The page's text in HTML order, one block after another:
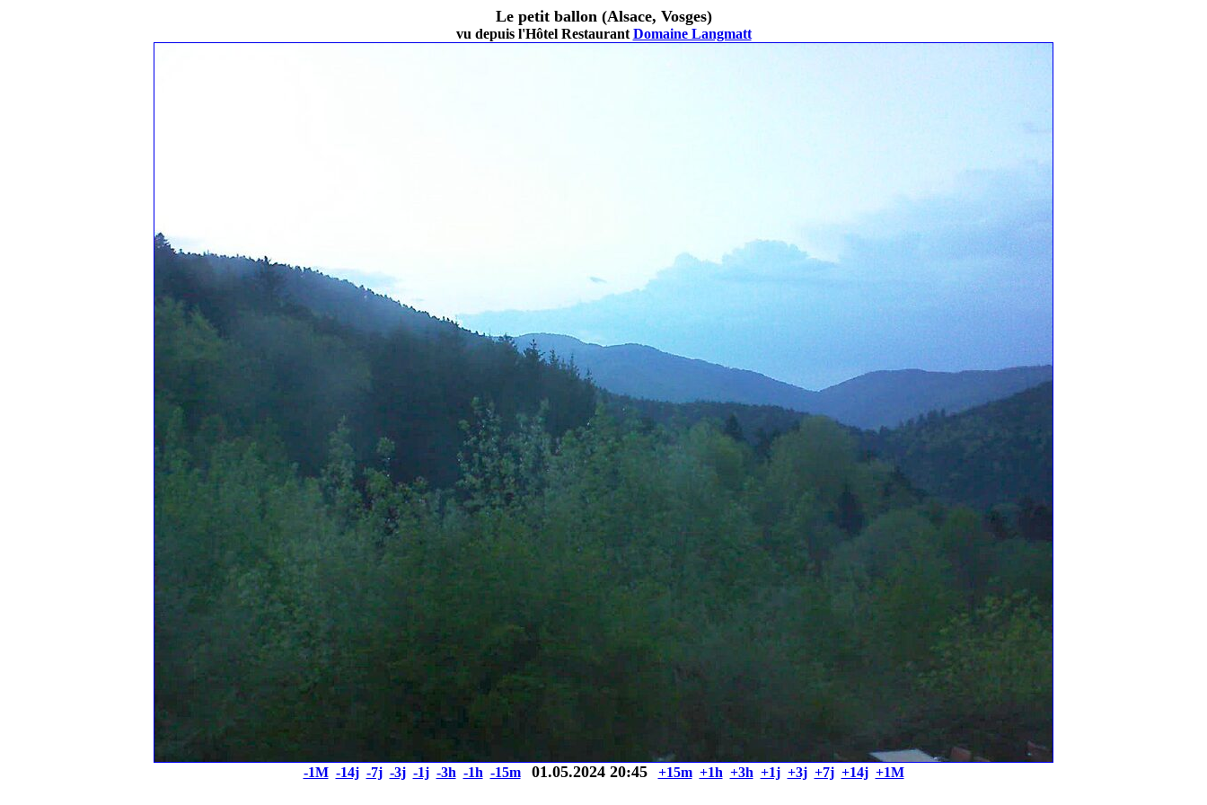
Le petit ballon (Alsace, Vosges)
vu depuis l'Hôtel Restaurant Domaine Langmatt
-1M -14j -7j -3j -1j -3h -1h -15m 01.05.2024 20:45 +15m +1h +3h +1j +3j +7j +14j +1M